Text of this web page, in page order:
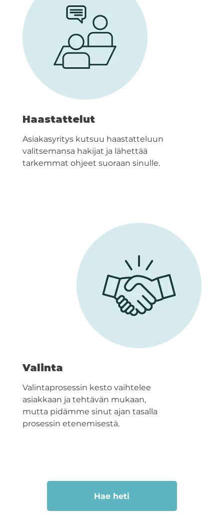
Haastattelut
Asiakasyritys kutsuu haastatteluun
valitsemansa hakijat ja lähettää
tarkemmat ohjeet suoraan sinulle.
Valinta
Valintaprosessin kesto vaihtelee
asiakkaan ja tehtävän mukaan,
mutta pidämme sinut ajan tasalla
prosessin etenemisestä.
Hae heti